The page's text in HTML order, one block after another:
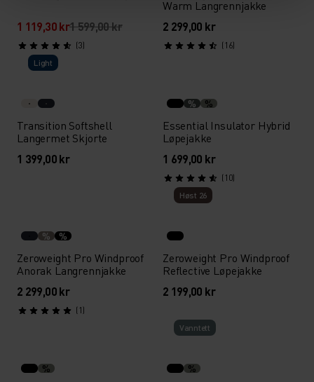
1 119,30 kr1 599,00 kr
(3)
Warm Langrennjakke
2 299,00 kr
(16)
Light
Transition Softshell
Langermet Skjorte
1 399,00 kr
% %
Essential Insulator Hybrid
Løpejakke
1 699,00 kr
(10)
% %
Zeroweight Pro Windproof
Anorak Langrennjakke
2 299,00 kr
(1)
Høst 26
Zeroweight Pro Windproof
Reflective Løpejakke
2 199,00 kr
%
Vann­tett
%